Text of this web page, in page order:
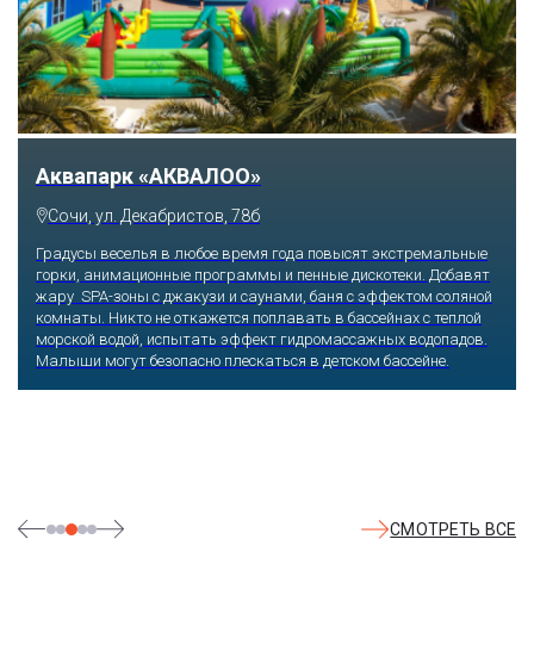
Тематический парк развлечений «Сочи
Парк»
Сочи, Олимпийский проспект, 21
Оказавшись здесь, словно попадаешь в сказку: встречаешь
любимых героев русского фольклора, получаешь возможность
сколько душе угодно кататься на аттракционах европейского
уровня. Гости участвуют в увлекательных квестах и творческих
СМОТРЕТЬ ВСЕ